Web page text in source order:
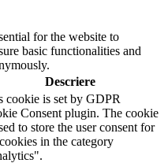
for the website to
basic functionalities and
Descriere
cookie is set by GDPR
Consent plugin. The cookie
to store the user consent for
in the category